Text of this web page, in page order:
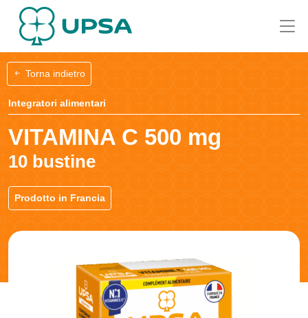
Torna indietro
Integratori alimentari
VITAMINA C 500 mg
10 bustine
Prodotto in Francia